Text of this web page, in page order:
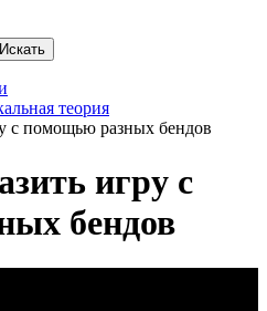
Искать
теория
с помощью разных бендов
игру с
бендов